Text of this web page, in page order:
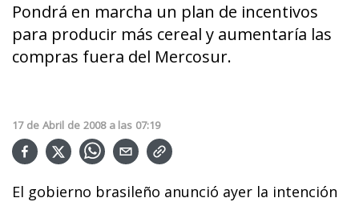
Pondrá en marcha un plan de incentivos
para producir más cereal y aumentaría las
compras fuera del Mercosur.
17 de Abril de 2008 a las 07:19
El gobierno brasileño anunció ayer la intención